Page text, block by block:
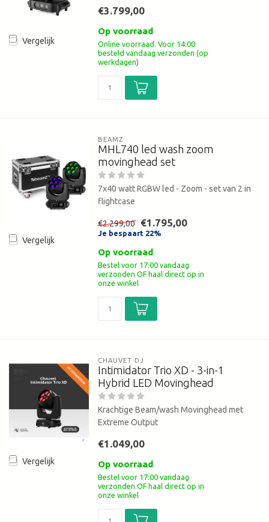
Vergelijk
€3.799,00
Op voorraad
Online voorraad. Voor 14:00
besteld vandaag verzonden (op
werkdagen)
Vergelijk
BEAMZ
MHL740 led wash zoom
movinghead set
7x40 watt RGBW led - Zoom - set van 2 in
flightcase
€2.299,00 €1.795,00
Je bespaart 22%
Op voorraad
Bestel voor 17:00 vandaag
verzonden OF haal direct op in
onze winkel
Vergelijk
CHAUVET DJ
Intimidator Trio XD - 3-in-1
Hybrid LED Movinghead
Krachtige Beam/wash Movinghead met
Extreme Output
€1.049,00
Op voorraad
Bestel voor 17:00 vandaag
verzonden OF haal direct op in
onze winkel